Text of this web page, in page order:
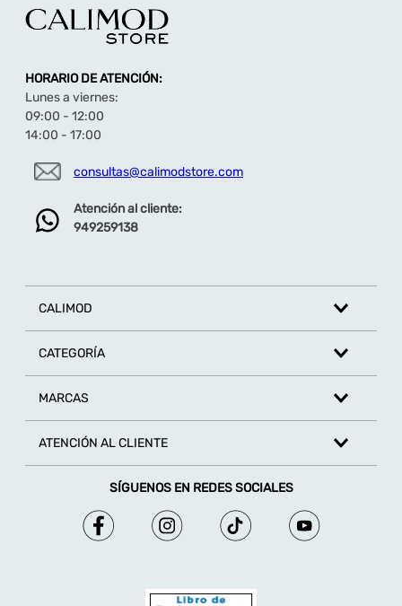
HORARIO DE ATENCIÓN:
Lunes a viernes:
09:00 - 12:00
14:00 - 17:00
consultas@calimodstore.com
Atención al cliente:
949259138
CALIMOD
CATEGORÍA
MARCAS
ATENCIÓN AL CLIENTE
SÍGUENOS EN REDES SOCIALES